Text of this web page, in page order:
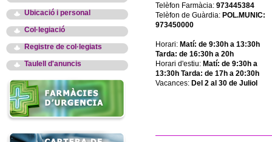
Ubicació i personal
Col·legiació
Registre de col·legiats
Taulell d'anuncis
Telèfon Farmàcia: 973445384
Telèfon de Guàrdia: POL.MUNIC:
973450000
Horari: Matí: de 9:30h a 13:30h
Tarda: de 16:30h a 20h
Horari d'estiu: Matí: de 9:30h a
13:30h Tarda: de 17h a 20:30h
Vacances: Del 2 al 30 de Juliol